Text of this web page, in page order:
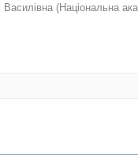
Василівна (Національна